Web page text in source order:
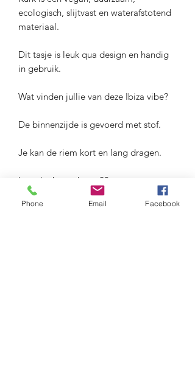
ecologisch, slijtvast en waterafstotend
materiaal.
Dit tasje is leuk qua design en handig
in gebruik.
Wat vinden jullie van deze Ibiza vibe?
De binnenzijde is gevoerd met stof.
Je kan de riem kort en lang dragen.
breedte bovenkant: 23 cm
breedte op breedste stuk: 30 cm
hoogte: 23 cm
Phone Email Facebook